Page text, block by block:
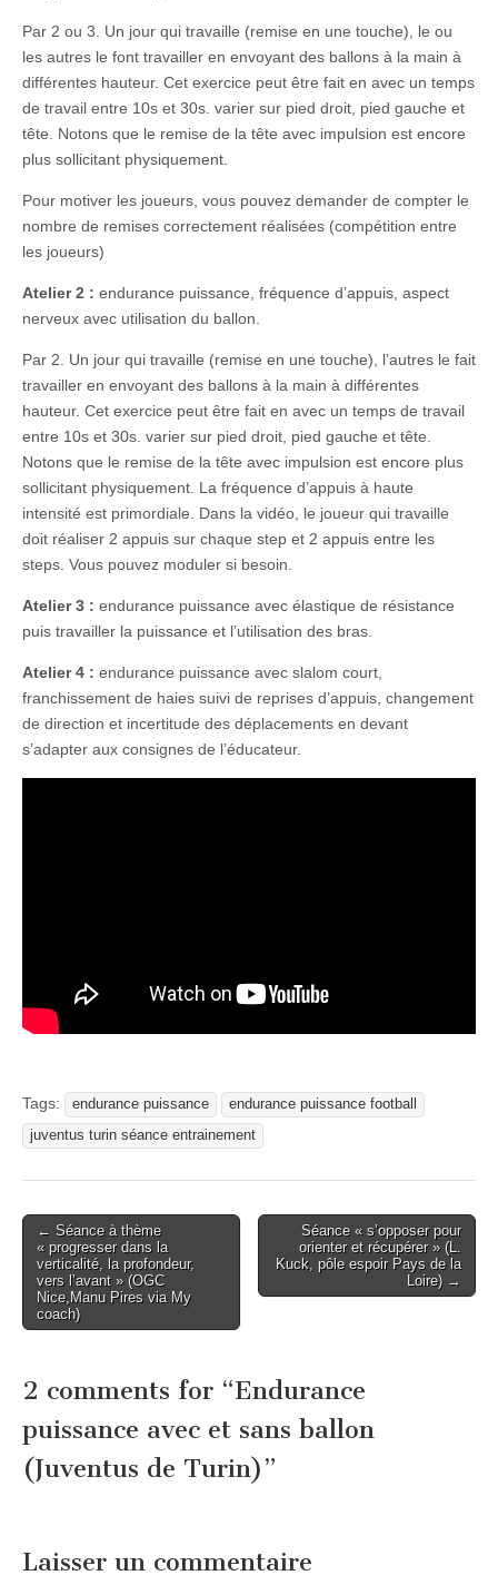
Par 2 ou 3. Un jour qui travaille (remise en une touche), le ou
les autres le font travailler en envoyant des ballons à la main à
différentes hauteur. Cet exercice peut être fait en avec un temps
de travail entre 10s et 30s. varier sur pied droit, pied gauche et
tête. Notons que le remise de la tête avec impulsion est encore
plus sollicitant physiquement.
Pour motiver les joueurs, vous pouvez demander de compter le
nombre de remises correctement réalisées (compétition entre
les joueurs)
Atelier 2 : endurance puissance, fréquence d’appuis, aspect
nerveux avec utilisation du ballon.
Par 2. Un jour qui travaille (remise en une touche), l’autres le fait
travailler en envoyant des ballons à la main à différentes
hauteur. Cet exercice peut être fait en avec un temps de travail
entre 10s et 30s. varier sur pied droit, pied gauche et tête.
Notons que le remise de la tête avec impulsion est encore plus
sollicitant physiquement. La fréquence d’appuis à haute
intensité est primordiale. Dans la vidéo, le joueur qui travaille
doit réaliser 2 appuis sur chaque step et 2 appuis entre les
steps. Vous pouvez moduler si besoin.
Atelier 3 : endurance puissance avec élastique de résistance
puis travailler la puissance et l’utilisation des bras.
Atelier 4 : endurance puissance avec slalom court,
franchissement de haies suivi de reprises d’appuis, changement
de direction et incertitude des déplacements en devant
s’adapter aux consignes de l’éducateur.
Tags: endurance puissance
endurance puissance football
juventus turin séance entrainement
Post
navigation
← Séance à thème
« progresser dans la
verticalité, la profondeur,
vers l’avant » (OGC
Nice,Manu Pires via My
coach)
Séance « s’opposer pour
orienter et récupérer » (L.
Kuck, pôle espoir Pays de la
Loire) →
2 comments for “Endurance
puissance avec et sans ballon
(Juventus de Turin)”
Laisser un commentaire